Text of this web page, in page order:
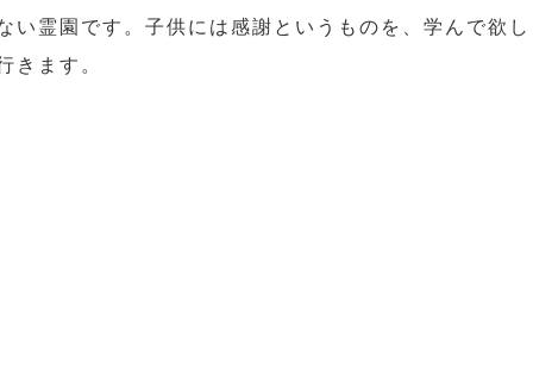
い霊園です。子供には感謝というものを、学んで欲し
きます。